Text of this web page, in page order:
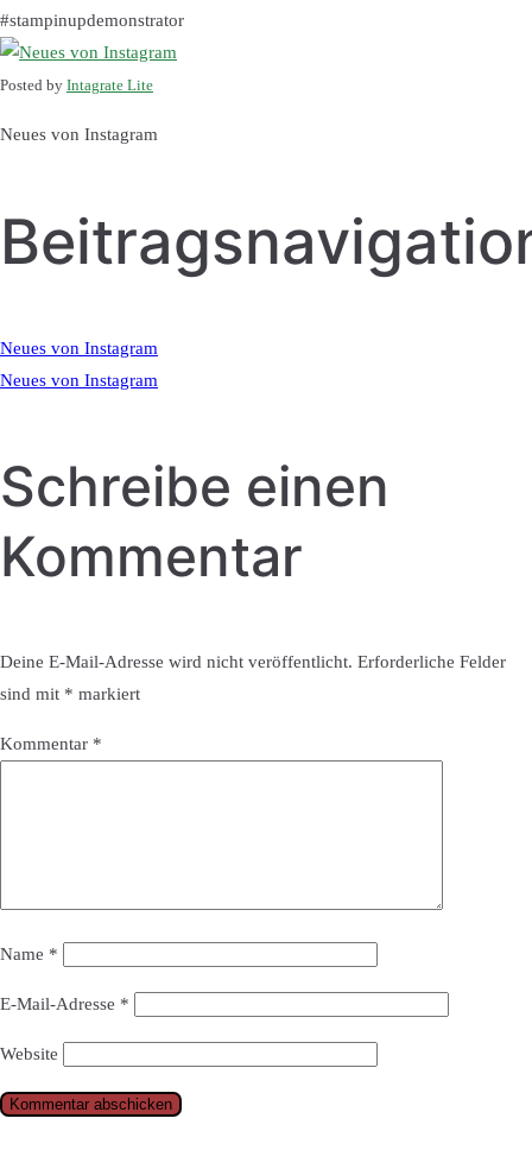
#stampinupdemonstrator
Posted by Intagrate Lite
Neues von Instagram
Neues von Instagram
Neues von Instagram
Schreibe einen
Kommentar
Deine E-Mail-Adresse wird nicht veröffentlicht. Erforderliche Felder
sind mit * markiert
Kommentar *
Name *
E-Mail-Adresse *
Website